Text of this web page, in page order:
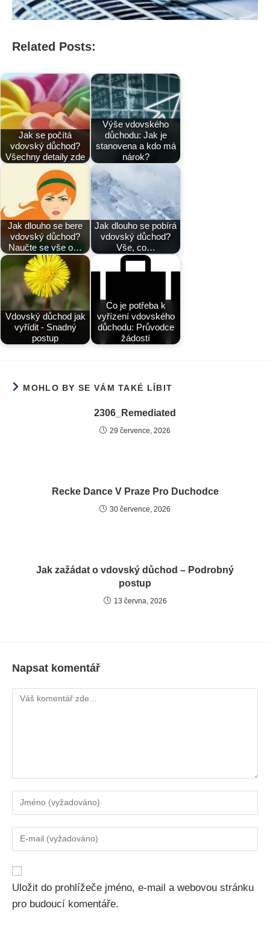
Related Posts:
Jak se počítá
vdovský důchod?
Všechny detaily zde
Výše vdovského
důchodu: Jak je
stanovena a kdo má
nárok?
Jak dlouho se bere
vdovský důchod?
Naučte se vše o…
Jak dlouho se pobírá
vdovský důchod?
Vše, co…
Vdovský důchod jak
vyřídit - Snadný
postup
Co je potřeba k
vyřízení vdovského
důchodu: Průvodce
žádostí
MOHLO BY SE VÁM TAKÉ LÍBIT
2306_Remediated
29 července, 2026
Recke Dance V Praze Pro Duchodce
30 července, 2026
Jak zažádat o vdovský důchod – Podrobný
postup
13 června, 2026
Napsat komentář
Uložit do prohlížeče jméno, e-mail a webovou stránku
pro budoucí komentáře.